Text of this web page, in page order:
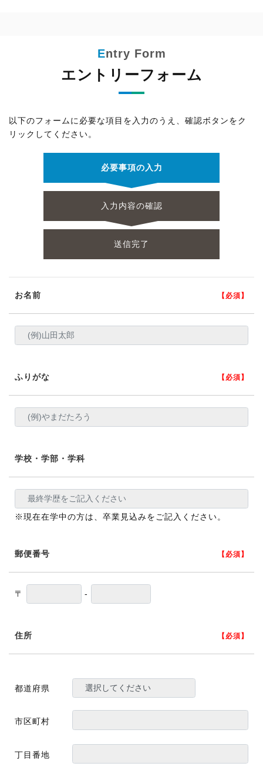
エントリーフォーム
以下のフォームに必要な項目を入力のうえ、確認ボタンをク
リックしてください。
必要事項の入力
入力内容の確認
送信完了
お名前 【必須】
ふりがな 【必須】
学校・学部・学科
※現在在学中の方は、卒業見込みをご記入ください。
郵便番号 【必須】
〒 -
住所 【必須】
都道府県
市区町村
丁目番地